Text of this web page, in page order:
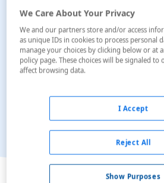
Ver en el
We Care About Your Privacy
We and our partners store and/or access
as unique IDs in cookies to process personal
manage your choices by clicking below or at
policy page. These choices will be signaled
affect browsing data.
Show Purposes
Reject All
I Accept